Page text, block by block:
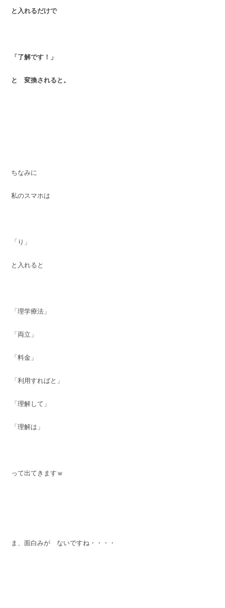
と入れるだけで
「了解です！」
と 変換されると。
ちなみに
私のスマホは
「り」
と入れると
「理学療法」
「両立」
「料金」
「利用すればと」
「理解して」
「理解は」
って出てきますｗ
ま、面白みが ないですね・・・・